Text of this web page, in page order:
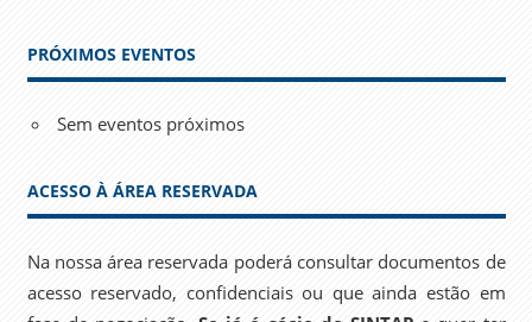
PRÓXIMOS EVENTOS
Sem eventos próximos
ACESSO À ÁREA RESERVADA
Na nossa área reservada poderá consultar documentos de
acesso reservado, confidenciais ou que ainda estão em